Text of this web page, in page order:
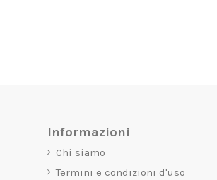
Informazioni
Chi siamo
Termini e condizioni d'uso